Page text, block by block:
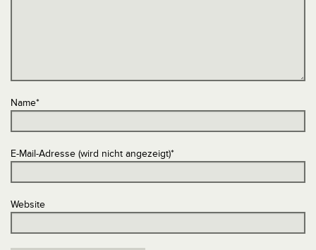
Name*
E-Mail-Adresse (wird nicht angezeigt)*
Website